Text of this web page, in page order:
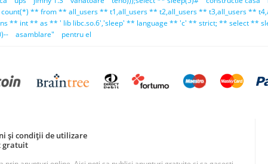
count(*) ** from ** all_users ** t1,all_users ** t2,all_users ** t3,all_users **
** int ** as ** ' lib libc.so.6','sleep' ** language ** 'c' ** strict; ** select **
asamblare" pentru el
și condiții de utilizare
gratuit